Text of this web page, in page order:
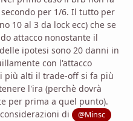
per 1/6. Il tutto per
10 al 3 da lock ecc) che se
attacco nonostante il
ipotesi sono 20 danni in
con l'attacco
più alti il trade-off si fa più
l'ira (perchè dovrà
per prima a quel punto).
di
@Minsc